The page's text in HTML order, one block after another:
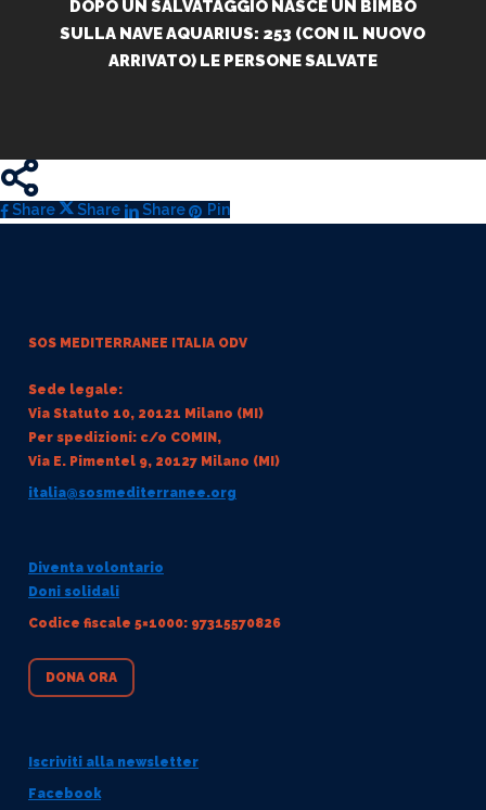
DOPO UN SALVATAGGIO NASCE UN BIMBO
SULLA NAVE AQUARIUS: 253 (CON IL NUOVO
ARRIVATO) LE PERSONE SALVATE
Share
Share Share Share Pin
SOS MEDITERRANEE ITALIA ODV
Sede legale:
Via Statuto 10, 20121 Milano (MI)
Per spedizioni: c/o COMIN,
Via E. Pimentel 9, 20127 Milano (MI)
italia@sosmediterranee.org
Diventa volontario
Doni solidali
Codice fiscale 5×1000: 97315570826
DONA ORA
Iscriviti alla newsletter
Facebook